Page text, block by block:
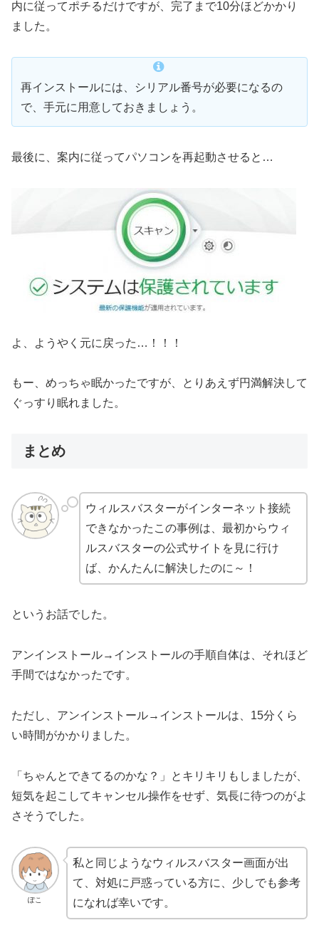
内に従ってポチるだけですが、完了まで10分ほどかかり
ました。
再インストールには、シリアル番号が必要になるの
で、手元に用意しておきましょう。
最後に、案内に従ってパソコンを再起動させると…
よ、ようやく元に戻った…！！！
もー、めっちゃ眠かったですが、とりあえず円満解決して
ぐっすり眠れました。
まとめ
ウィルスバスターがインターネット接続
できなかったこの事例は、最初からウィ
ルスバスターの公式サイトを見に行け
ば、かんたんに解決したのに～！
というお話でした。
アンインストール→インストールの手順自体は、それほど
手間ではなかったです。
ただし、アンインストール→インストールは、15分くら
い時間がかかりました。
「ちゃんとできてるのかな？」とキリキリもしましたが、
短気を起こしてキャンセル操作をせず、気長に待つのがよ
さそうでした。
ぽこ
私と同じようなウィルスバスター画面が出
て、対処に戸惑っている方に、少しでも参考
になれば幸いです。